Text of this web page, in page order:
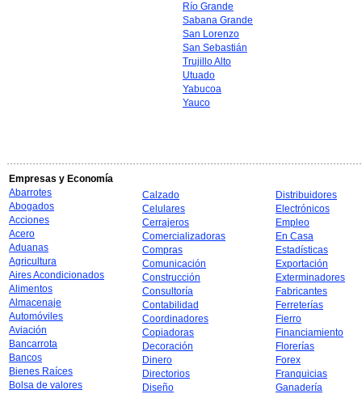
Río Grande
Sabana Grande
San Lorenzo
San Sebastián
Trujillo Alto
Utuado
Yabucoa
Yauco
Empresas y Economía
Abarrotes
Abogados
Acciones
Acero
Aduanas
Agricultura
Aires Acondicionados
Alimentos
Almacenaje
Automóviles
Aviación
Bancarrota
Bancos
Bienes Raíces
Bolsa de valores
Calzado
Celulares
Cerrajeros
Comercializadoras
Compras
Comunicación
Construcción
Consultoría
Contabilidad
Coordinadores
Copiadoras
Decoración
Dinero
Directorios
Diseño
Distribuidores
Electrónicos
Empleo
En Casa
Estadísticas
Exportación
Exterminadores
Fabricantes
Ferreterías
Fierro
Financiamiento
Florerías
Forex
Franquicias
Ganadería